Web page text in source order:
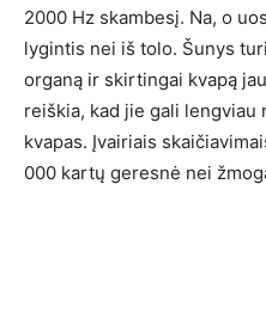
2000 Hz skambesį. Na, o
lygintis nei iš tolo. Šunys
organą ir skirtingai kvapą
reiškia, kad jie gali
kvapas. Įvairiais
000 kartų geresnė nei